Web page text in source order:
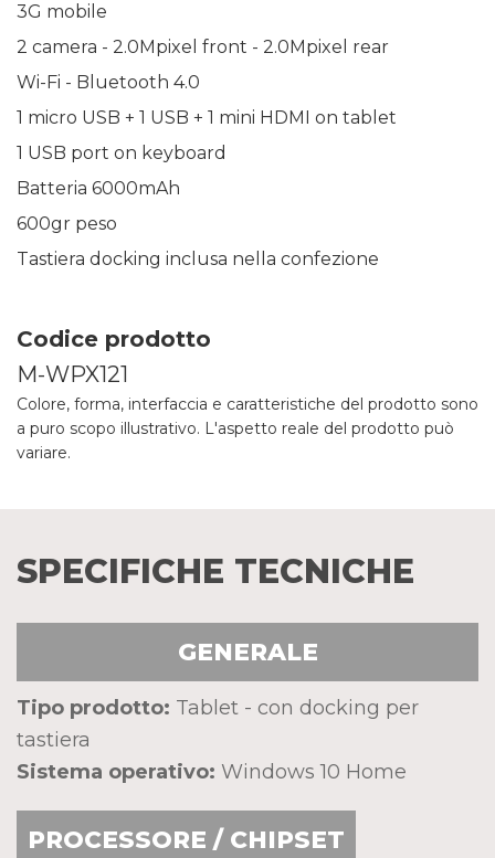
3G mobile
2 camera - 2.0Mpixel front - 2.0Mpixel rear
Wi-Fi - Bluetooth 4.0
1 micro USB + 1 USB + 1 mini HDMI on tablet
1 USB port on keyboard
Batteria 6000mAh
600gr peso
Tastiera docking inclusa nella confezione
Codice prodotto
M-WPX121
Colore, forma, interfaccia e caratteristiche del prodotto sono
a puro scopo illustrativo. L'aspetto reale del prodotto può
variare.
SPECIFICHE TECNICHE
GENERALE
Tipo prodotto: Tablet - con docking per
tastiera
Sistema operativo: Windows 10 Home
PROCESSORE / CHIPSET